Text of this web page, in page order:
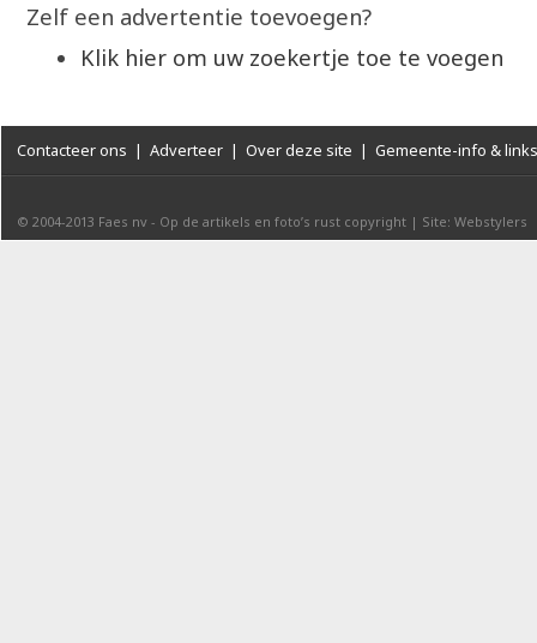
Zelf een advertentie toevoegen?
Klik hier om uw zoekertje toe te voegen
Contacteer ons | Adverteer | Over deze site | Gemeente-info & links
© 2004-2013 Faes nv - Op de artikels en foto’s rust copyright | Site: Webstylers